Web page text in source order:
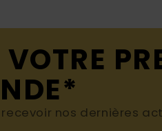
nos dernières